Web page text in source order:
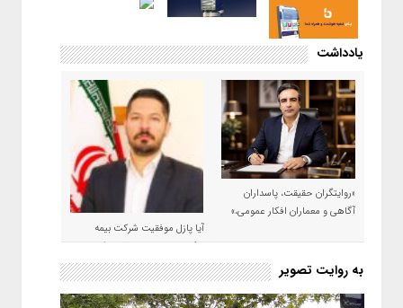
یادداشت
«روایتگران حقیقت، پاسداران
آگاهی و معماران افکار عمومی،»
آیا پازل موفقیت شرکت بیمه
حکمت صبا در سال ۱۴۰۵ کامل می
شود؟!
به روایت تصویر